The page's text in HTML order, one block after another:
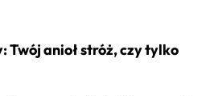
Twój anioł stróż, czy tylko